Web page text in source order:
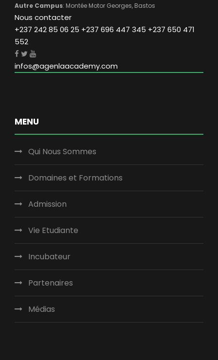
Autre Campus: Montée Motor Georges, Bastos
Nous contacter
+237 242 85 06 25 +237 696 447 345 +237 650 471
552
infos@agenlaacademy.com
MENU
Qui Nous Sommes
Domaines et Formations
Admission
Vie Etudiante
Incubateur
Partenaires
Médias